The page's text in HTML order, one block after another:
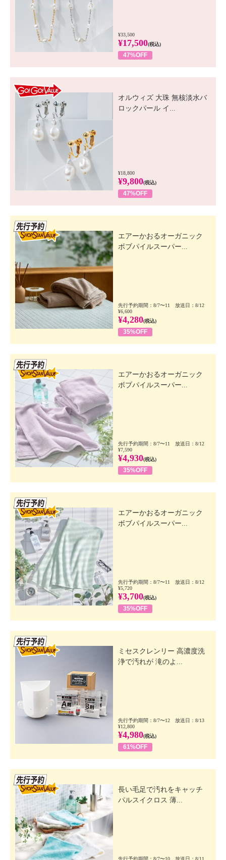
¥33,500
¥17,500(税込)
47%OFF
オルウィズ 大珠 無核淡水バ
ロックパール イ...
¥18,800
¥9,800(税込)
47%OFF
エアーかおるオーガニック
ボブパイルスーパー...
先行予約期間：8/7〜11 放送日：8/12
¥6,600
¥4,280(税込)
35%OFF
エアーかおるオーガニック
ボブパイルスーパー...
先行予約期間：8/7〜11 放送日：8/12
¥7,590
¥4,930(税込)
35%OFF
エアーかおるオーガニック
ボブパイルスーパー...
先行予約期間：8/7〜11 放送日：8/12
¥5,720
¥3,700(税込)
35%OFF
ミセスクレンリー 高濃度洗
浄で汚れが 滝のよ...
先行予約期間：8/7〜12 放送日：8/13
¥12,800
¥4,980(税込)
61%OFF
長い毛足で汚れをキャッチ
パルスイクロス 薄...
先行予約期間：8/7〜10 放送日：8/11